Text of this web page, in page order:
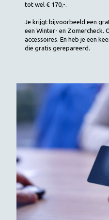
tot wel € 170,-.
Je krijgt bijvoorbeeld een
een Winter- en Zomercheck.
accessoires. En heb je een
die gratis gerepareerd.